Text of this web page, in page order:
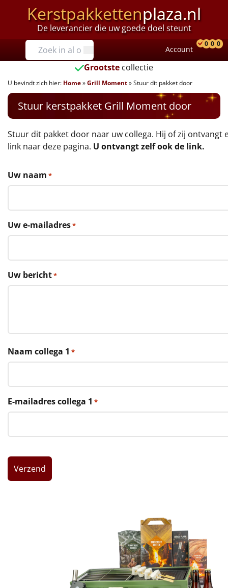
Kerstpakkettenplaza.nl
De leverancier die uw goede doel steunt
Prijzen
Tot €25
€25 tot €35
€35 tot €40
€40 tot €45
€50 tot €55
€55 tot €75
€75 tot €100
€100 en hoger
Alle kerstpakketten 2026
Rituals
Mannen
Leuke
Account
0 0 0
Grootste collectie
U bevindt zich hier: Home»Grill Moment»Stuur dit pakket door
Stuur kerstpakket Grill Moment door
Stuur dit pakket door naar uw collega. Hij of zij ontvangt
link naar deze pagina. U ontvangt zelf ook de link.
Uw naam *
Uw e-mailadres*
Uw bericht*
Naam collega 1 *
E-mailadres collega 1 *